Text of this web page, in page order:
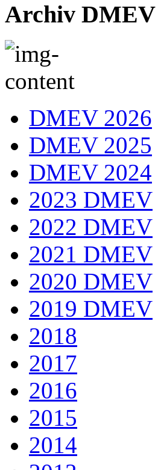
Archiv DMEV
DMEV 2026
DMEV 2025
DMEV 2024
2023 DMEV
2022 DMEV
2021 DMEV
2020 DMEV
2019 DMEV
2018
2017
2016
2015
2014